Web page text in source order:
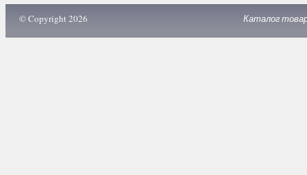
© Copyright 2026 Каталог